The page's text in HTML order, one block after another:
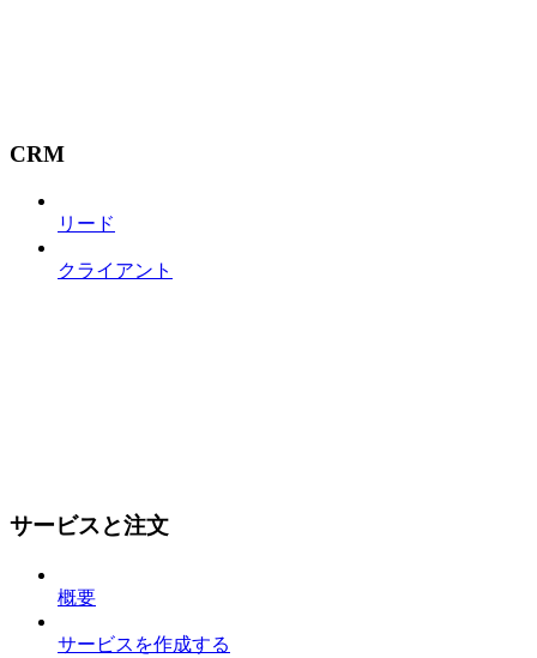
CRM
リード
クライアント
サービスと注文
概要
サービスを作成する